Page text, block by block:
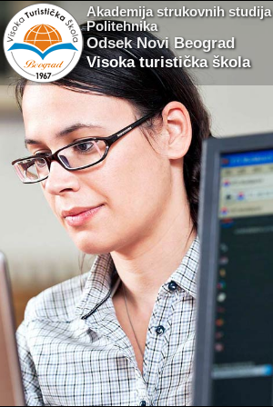
Akademija strukovnih studija
Politehnika
Odsek Novi Beograd
Visoka turistička škola